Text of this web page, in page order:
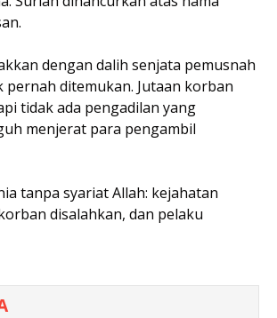
dengan dalih senjata pemusnah
pernah ditemukan. Jutaan korban
tidak ada pengadilan yang
menjerat para pengambil
tanpa syariat Allah: kejahatan
disalahkan, dan pelaku